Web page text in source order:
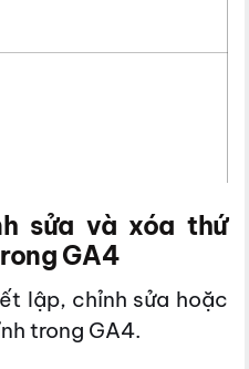
sửa và xóa thứ
GA4
lập, chỉnh sửa hoặc
trong GA4.